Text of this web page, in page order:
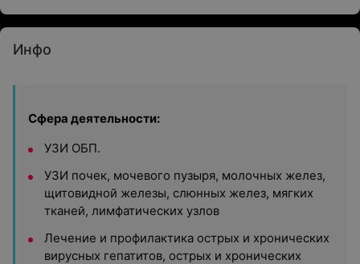
Инфо
Сфера деятельности:
УЗИ ОБП.
УЗИ почек, мочевого пузыря, молочных желез,
щитовидной железы, слюнных желез, мягких
тканей, лимфатических узлов
Лечение и профилактика острых и хронических
вирусных гепатитов, острых и хронических